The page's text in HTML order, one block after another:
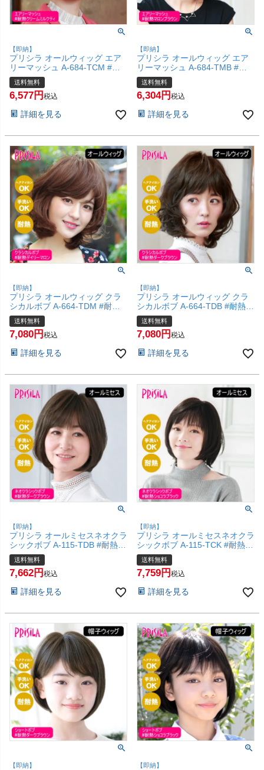
【即納】
プリシラ オールウィッグ エア
リーマッシュ A-684-TCM #耐
熱クリームミルクティ 【かつら
和装 コスプレ 医療用 自然 おし
ゃれ かわいい 可愛い 小顔 簡単
配便送料無料】(6057747)
送料無料
6,577 税込
詳細を見る
【即納】
プリシラ オールウィッグ エア
リーマッシュ A-684-TMB #耐
熱マロンブラウン 【かつら 和
装 コスプレ 医療用 自然 おしゃ
れ かわいい 可愛い 小顔 簡単
配便送料無料】(6057746)
送料無料
6,304 税込
詳細を見る
【即納】
プリシラ オールウィッグ クラ
シカルボブ A-664-TDM #耐熱
デイリーマロン 【かつら 内巻
きボブ レトロ 和装 コスプレ 医
療用 自然 おしゃれ かわいい 可
け 女性 】【宅配便送料無料】
送料無料
7,080 税込
詳細を見る
【即納】
プリシラ オールウィッグ クラ
シカルボブ A-664-TDB #耐熱ダ
ークブラウン 【かつら 内巻き
ボブ レトロ 和装 コスプレ 医療
用 自然 おしゃれ かわいい 可愛
女性 】【宅配便送料無料】
送料無料
7,080 税込
詳細を見る
【即納】
プリシラ オールミセスネオクラ
シックボブ A-115-TDB #耐熱ダ
ークブラウン 【医療用 フルウ
ィッグ かつら 和装 シニア 白髪
隠し 自然 簡単 お手軽 初心者向
【宅配便送料無料】(6057704)
送料無料
7,662 税込
詳細を見る
【即納】
プリシラ オールミセスネオクラ
シックボブ A-115-TCK #耐熱シ
ョコラブラック 【医療用 フル
ウィッグ かつら 和装 シニア 白
髪隠し 自然 簡単 お手軽 初心者
い】【宅配便送料無料】
送料無料
7,759 税込
詳細を見る
【即納】 【即納】